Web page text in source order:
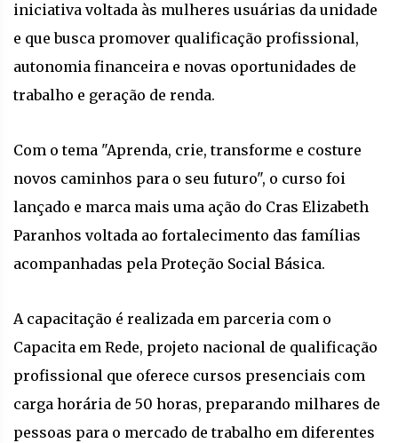
iniciativa voltada às mulheres usuárias da unidade
e que busca promover qualificação profissional,
autonomia financeira e novas oportunidades de
trabalho e geração de renda.
Com o tema "Aprenda, crie, transforme e costure
novos caminhos para o seu futuro", o curso foi
lançado e marca mais uma ação do Cras Elizabeth
Paranhos voltada ao fortalecimento das famílias
acompanhadas pela Proteção Social Básica.
A capacitação é realizada em parceria com o
Capacita em Rede, projeto nacional de qualificação
profissional que oferece cursos presenciais com
carga horária de 50 horas, preparando milhares de
pessoas para o mercado de trabalho em diferentes